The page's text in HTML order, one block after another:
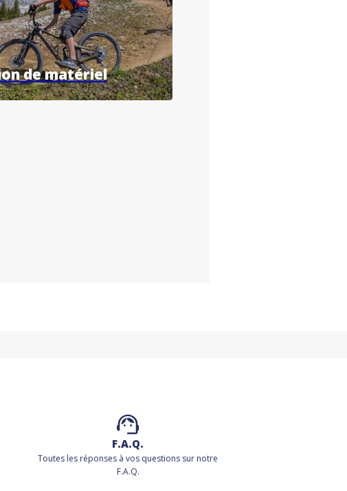
de matériel
F.A.Q.
Toutes les réponses à vos questions sur notre
F.A.Q.